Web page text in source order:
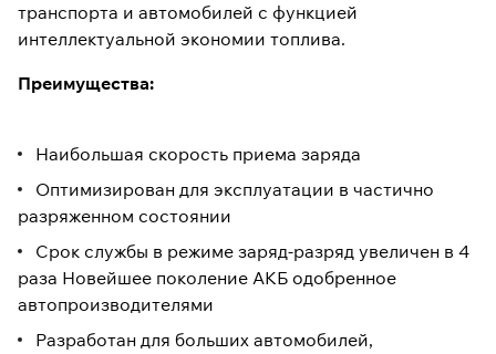
транспорта и автомобилей с функцией
интеллектуальной экономии топлива.
Преимущества:
Наибольшая скорость приема заряда
Оптимизирован для эксплуатации в частично
разряженном состоянии
Срок службы в режиме заряд-разряд увеличен в 4
раза Новейшее поколение АКБ одобренное
автопроизводителями
Разработан для больших автомобилей,